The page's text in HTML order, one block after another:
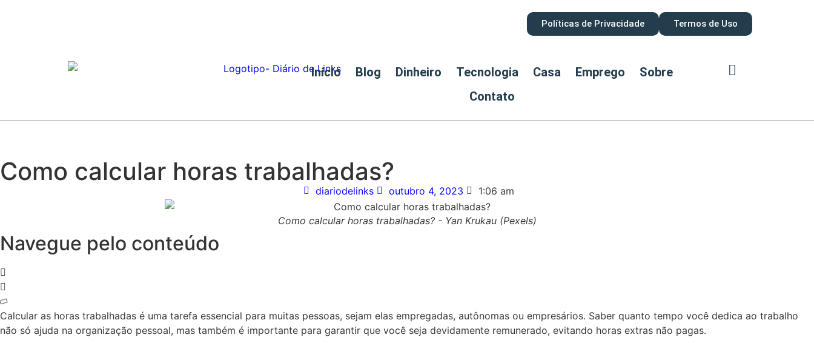
Políticas de Privacidade Termos de Uso
Início Blog Dinheiro Tecnologia Casa Emprego
Sobre
Contato
Como calcular horas trabalhadas?
diariodelinks outubro 4, 2023 1:06 am
Como calcular horas trabalhadas? - Yan Krukau (Pexels)
Navegue pelo conteúdo
Calcular as horas trabalhadas é uma tarefa essencial para muitas pessoas, sejam elas empregadas, autônomas ou empresários. Saber quanto tempo você dedica ao trabalho
não só ajuda na organização pessoal, mas também é importante para garantir que você seja devidamente remunerado, evitando horas extras não pagas.